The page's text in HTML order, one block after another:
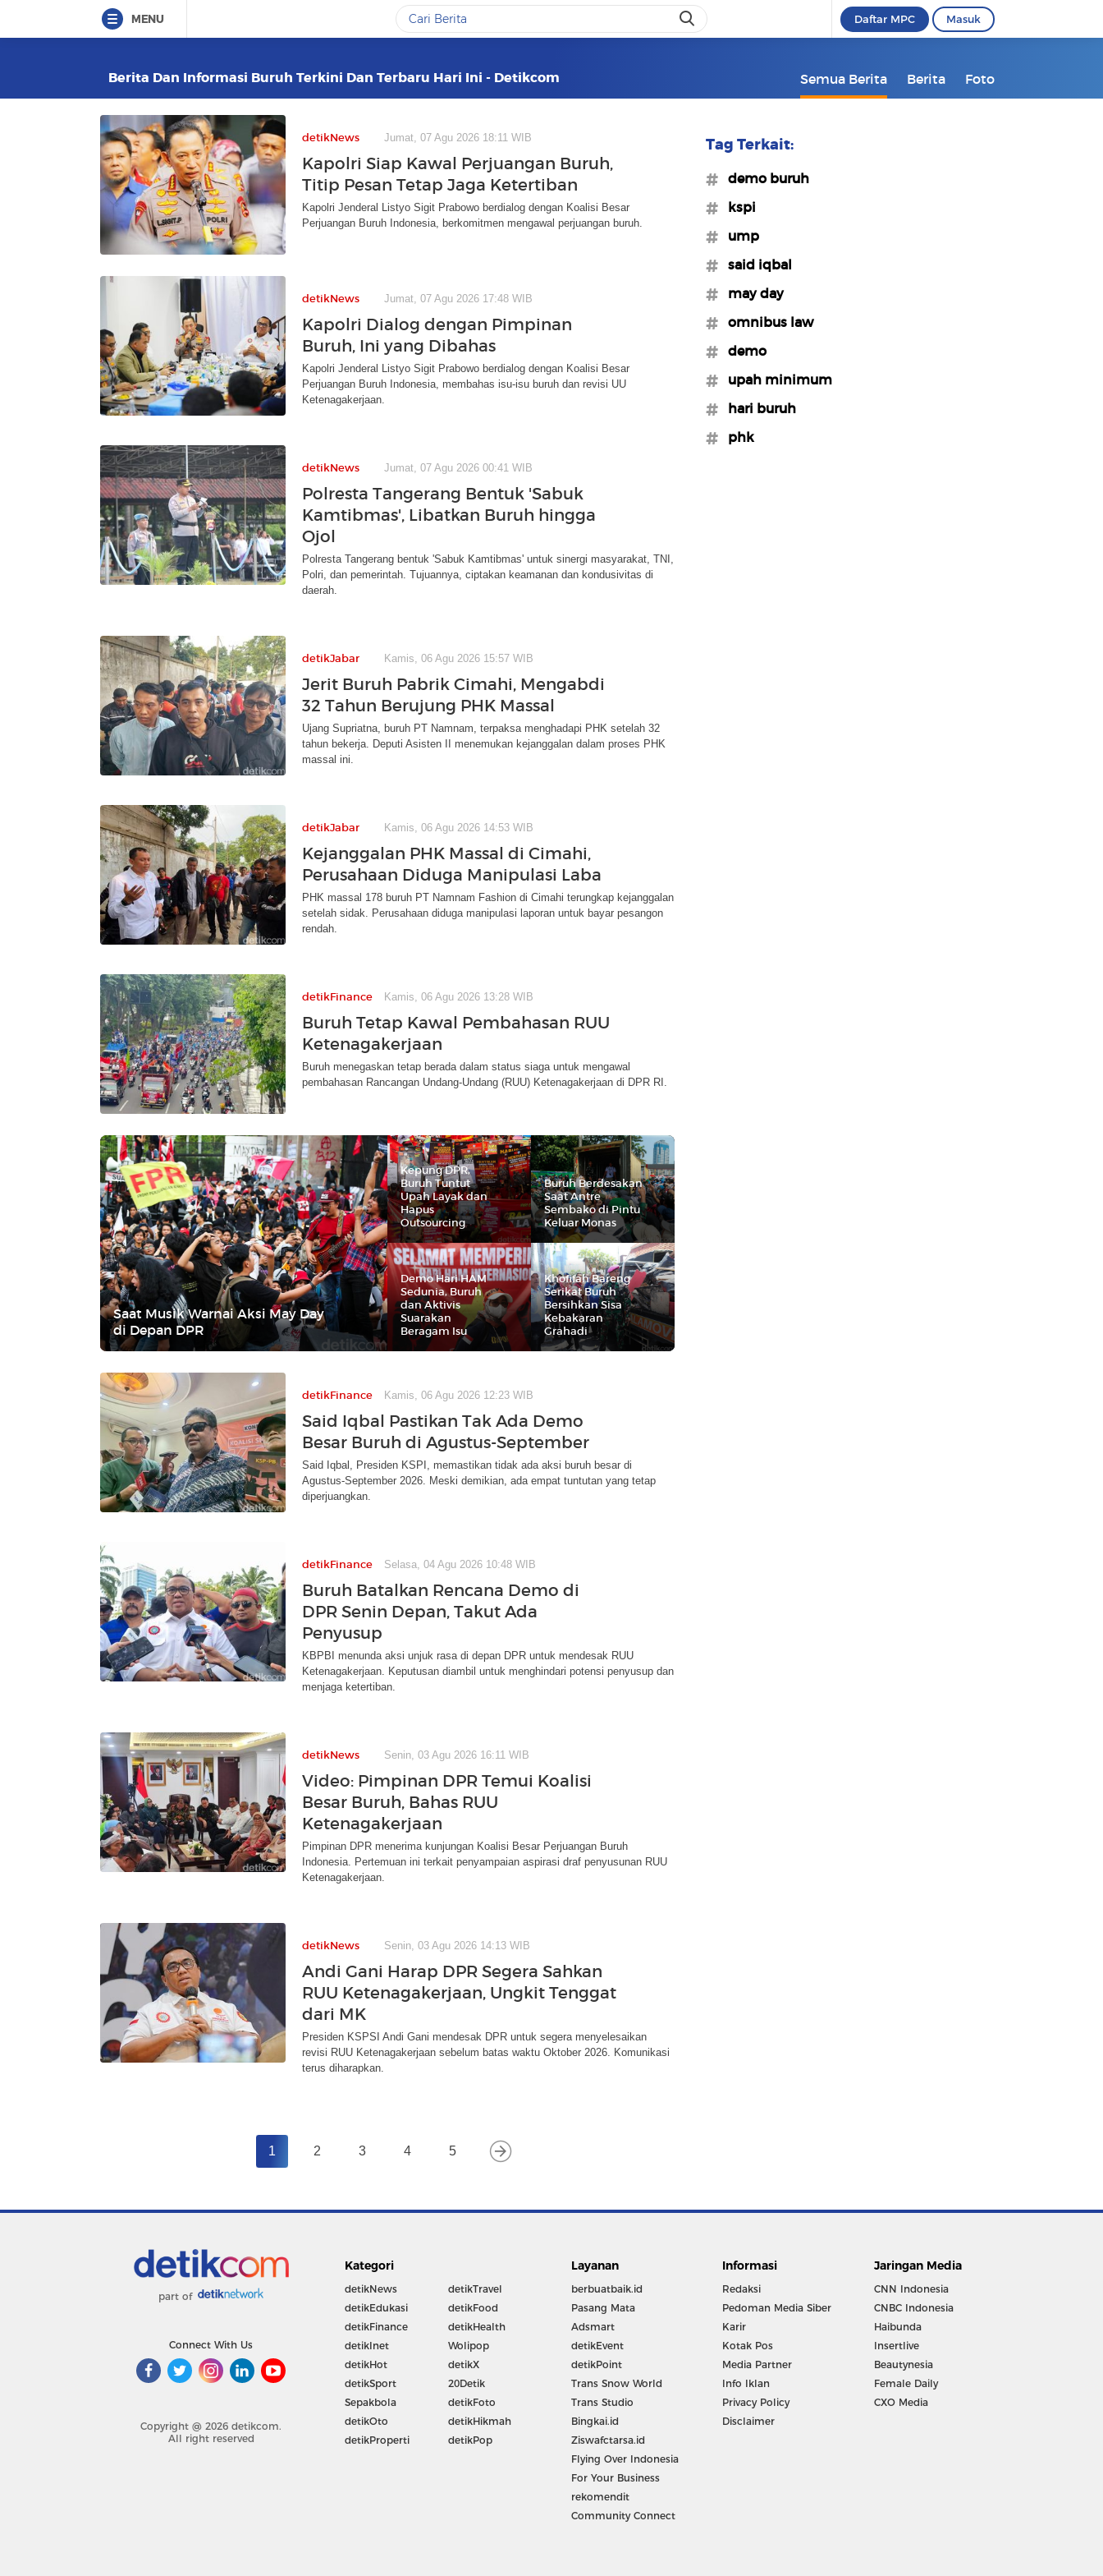
MENU Daftar MPC Masuk
Berita Dan Informasi Buruh Terkini Dan Terbaru Hari Ini - Detikcom Semua Berita Berita Foto
detikNews Jumat, 07 Agu 2026 18:11 WIB
Kapolri Siap Kawal Perjuangan Buruh,
Titip Pesan Tetap Jaga Ketertiban
Kapolri Jenderal Listyo Sigit Prabowo berdialog dengan Koalisi Besar
Perjuangan Buruh Indonesia, berkomitmen mengawal perjuangan buruh.
detikNews Jumat, 07 Agu 2026 17:48 WIB
Kapolri Dialog dengan Pimpinan
Buruh, Ini yang Dibahas
Kapolri Jenderal Listyo Sigit Prabowo berdialog dengan Koalisi Besar
Perjuangan Buruh Indonesia, membahas isu-isu buruh dan revisi UU
Ketenagakerjaan.
detikNews Jumat, 07 Agu 2026 00:41 WIB
Polresta Tangerang Bentuk 'Sabuk
Kamtibmas', Libatkan Buruh hingga
Ojol
Polresta Tangerang bentuk 'Sabuk Kamtibmas' untuk sinergi masyarakat, TNI,
Polri, dan pemerintah. Tujuannya, ciptakan keamanan dan kondusivitas di
daerah.
detikJabar Kamis, 06 Agu 2026 15:57 WIB
Jerit Buruh Pabrik Cimahi, Mengabdi
32 Tahun Berujung PHK Massal
Ujang Supriatna, buruh PT Namnam, terpaksa menghadapi PHK setelah 32
tahun bekerja. Deputi Asisten II menemukan kejanggalan dalam proses PHK
massal ini.
detikJabar Kamis, 06 Agu 2026 14:53 WIB
Kejanggalan PHK Massal di Cimahi,
Perusahaan Diduga Manipulasi Laba
PHK massal 178 buruh PT Namnam Fashion di Cimahi terungkap kejanggalan
setelah sidak. Perusahaan diduga manipulasi laporan untuk bayar pesangon
rendah.
detikFinance Kamis, 06 Agu 2026 13:28 WIB
Buruh Tetap Kawal Pembahasan RUU
Ketenagakerjaan
Buruh menegaskan tetap berada dalam status siaga untuk mengawal
pembahasan Rancangan Undang-Undang (RUU) Ketenagakerjaan di DPR RI.
Saat Musik Warnai Aksi May Day
di Depan DPR
Kepung DPR,
Buruh Tuntut
Upah Layak dan
Hapus
Outsourcing
Buruh Berdesakan
Saat Antre
Sembako di Pintu
Keluar Monas
Demo Hari HAM
Sedunia, Buruh
dan Aktivis
Suarakan
Beragam Isu
Khofifah Bareng
Serikat Buruh
Bersihkan Sisa
Kebakaran
Grahadi
detikFinance Kamis, 06 Agu 2026 12:23 WIB
Said Iqbal Pastikan Tak Ada Demo
Besar Buruh di Agustus-September
Said Iqbal, Presiden KSPI, memastikan tidak ada aksi buruh besar di
Agustus-September 2026. Meski demikian, ada empat tuntutan yang tetap
diperjuangkan.
detikFinance Selasa, 04 Agu 2026 10:48 WIB
Buruh Batalkan Rencana Demo di
DPR Senin Depan, Takut Ada
Penyusup
KBPBI menunda aksi unjuk rasa di depan DPR untuk mendesak RUU
Ketenagakerjaan. Keputusan diambil untuk menghindari potensi penyusup dan
menjaga ketertiban.
detikNews Senin, 03 Agu 2026 16:11 WIB
Video: Pimpinan DPR Temui Koalisi
Besar Buruh, Bahas RUU
Ketenagakerjaan
Pimpinan DPR menerima kunjungan Koalisi Besar Perjuangan Buruh
Indonesia. Pertemuan ini terkait penyampaian aspirasi draf penyusunan RUU
Ketenagakerjaan.
detikNews Senin, 03 Agu 2026 14:13 WIB
Andi Gani Harap DPR Segera Sahkan
RUU Ketenagakerjaan, Ungkit Tenggat
dari MK
Presiden KSPSI Andi Gani mendesak DPR untuk segera menyelesaikan
revisi RUU Ketenagakerjaan sebelum batas waktu Oktober 2026. Komunikasi
terus diharapkan.
1 2 3 4 5
Tag Terkait:
#demo buruh
#kspi
#ump
#said iqbal
#may day
#omnibus law
#demo
#upah minimum
#hari buruh
#phk
part of
Connect With Us
Copyright @ 2026 detikcom.
All right reserved
Kategori
detikNews
detikEdukasi
detikFinance
detikInet
detikHot
detikSport
Sepakbola
detikOto
detikProperti
detikTravel
detikFood
detikHealth
Wolipop
detikX
20Detik
detikFoto
detikHikmah
detikPop
Layanan
berbuatbaik.id
Pasang Mata
Adsmart
detikEvent
detikPoint
Trans Snow World
Trans Studio
Bingkai.id
Ziswafctarsa.id
Flying Over Indonesia
For Your Business
rekomendit
Community Connect
Informasi
Redaksi
Pedoman Media Siber
Karir
Kotak Pos
Media Partner
Info Iklan
Privacy Policy
Disclaimer
Jaringan Media
CNN Indonesia
CNBC Indonesia
Haibunda
Insertlive
Beautynesia
Female Daily
CXO Media